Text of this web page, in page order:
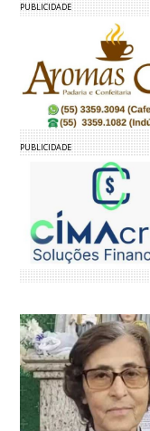
PUBLICIDADE
PUBLICIDADE